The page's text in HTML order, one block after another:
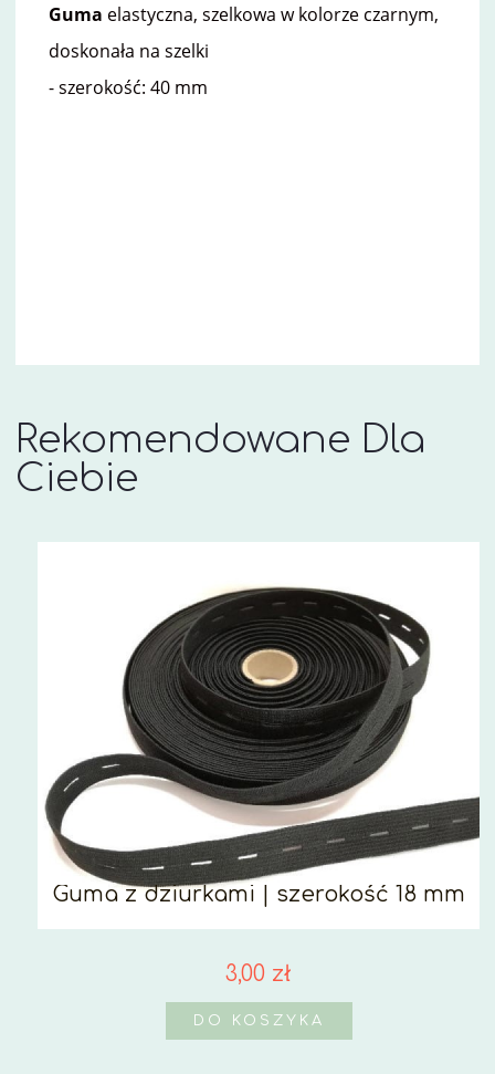
Guma elastyczna, szelkowa w kolorze czarnym,
doskonała na szelki
- szerokość: 40 mm
Rekomendowane Dla
Ciebie
Guma z dziurkami | szerokość 18 mm
3,00 zł
DO KOSZYKA